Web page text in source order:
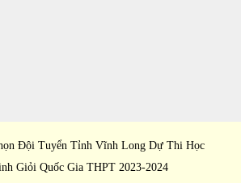
Đội Tuyển PTNK TP Hồ Chí Minh Dự
Học Sinh Giỏi Quốc Gia THPT 2023-2024